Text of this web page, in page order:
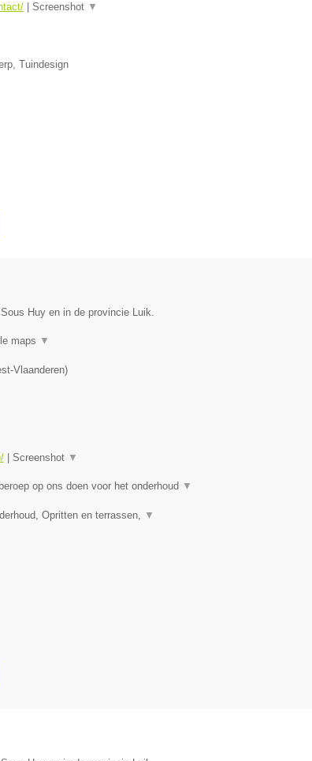
| Screenshot ▼
Tuindesign
Huy en in de provincie Luik.
maps ▼
Vlaanderen)
| Screenshot ▼
op ons doen voor het onderhoud ▼
Opritten en terrassen, ▼